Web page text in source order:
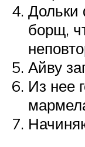
Дольки
борщ,
Айву
Из нее